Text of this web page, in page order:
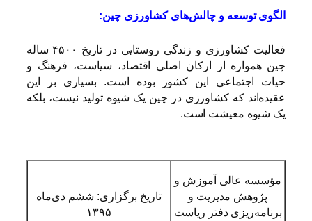
الگوی توسعه و چالش‌های کشاورزی چین:
فعالیت کشاورزی و زندگی روستایی در تاریخ ۴۵۰۰ ساله
چین همواره از ارکان اصلی اقتصاد، سیاست، فرهنگ و
حیات اجتماعی این کشور بوده است. بسیاری بر این
عقیده‌اند که کشاورزی در چین یک شیوه تولید نیست، بلکه
یک شیوه معیشت است.
مؤسسه عالی آموزش و
پژوهش مدیریت و
برنامه‌ریزی دفتر ریاست
تاریخ برگزاری: ششم دی‌ماه
۱۳۹۵